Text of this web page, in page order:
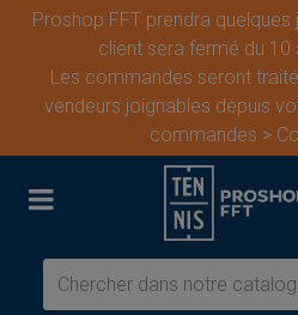
Proshop FFT prendra
client sera fermé du 10
Les commandes seront
vendeurs joignables depuis
commandes >